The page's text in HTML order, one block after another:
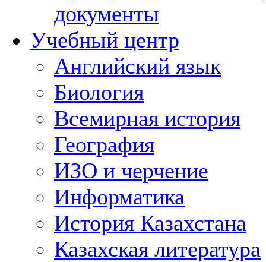
документы
Учебный центр
Английский язык
Биология
Всемирная история
География
ИЗО и черчение
Информатика
История Казахстана
Казахская литература